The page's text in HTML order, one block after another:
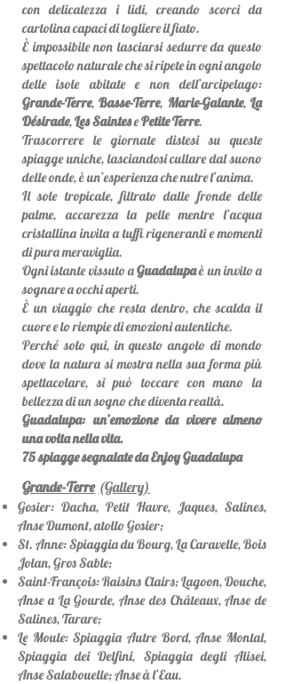
con delicatezza i lidi, creando scorci da
cartolina capaci di togliere il fiato.
È impossibile non lasciarsi sedurre da questo
spettacolo naturale che si ripete in ogni angolo
delle isole abitate e non dell’arcipelago:
Grande-Terre,Basse-Terre, Marie-Galante,La
Désirade,Les SaintesePetite Terre.
Trascorrere le giornate distesi su queste
spiagge uniche, lasciandosi cullare dal suono
delle onde, è un’esperienza che nutre l’anima.
Il sole tropicale, filtrato dalle fronde delle
palme, accarezza la pelle mentre l’acqua
cristallina invita a tuffi rigeneranti e momenti
di pura meraviglia.
Ogni istante vissuto aGuadalupaè un invito a
sognare a occhi aperti.
È un viaggio che resta dentro, che scalda il
cuore e lo riempie di emozioni autentiche.
Perché solo qui, in questo angolo di mondo
dove la natura si mostra nella sua forma più
spettacolare, si può toccare con mano la
bellezza di un sogno che diventa realtà.
Guadalupa: un’emozione da vivere almeno
una volta nella vita.
75 spiagge segnalate da Enjoy Guadalupa
Grande-Terre (Gallery)
Gosier: Dacha, Petit Havre, Jaques, Salines,
Anse Dumont, atollo Gosier;
St. Anne: Spiaggia du Bourg, La Caravelle, Bois
Jolan, Gros Sable;
Saint-François: Raisins Clairs; Lagoon, Douche,
Anse a La Gourde, Anse des Châteaux, Anse de
Salines, Tarare;
Le Moule: Spiaggia Autre Bord, Anse Montal,
Spiaggia dei Delfini, Spiaggia degli Alisei,
Anse Salabouelle; Anse à l’Eau.